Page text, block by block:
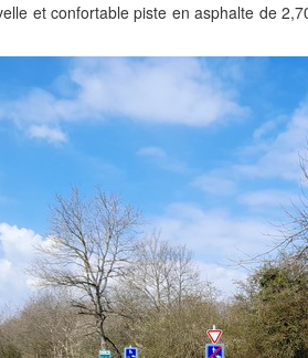
et confortable piste en asphalte de